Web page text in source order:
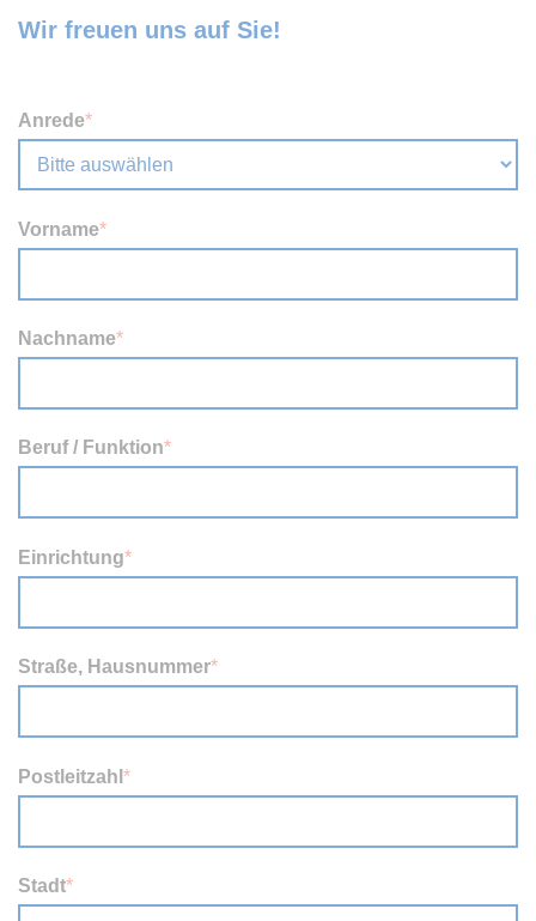
Wir freuen uns auf Sie!
Anrede*
Vorname*
Nachname*
Beruf / Funktion*
Einrichtung*
Straße, Hausnummer*
Postleitzahl *
Stadt*